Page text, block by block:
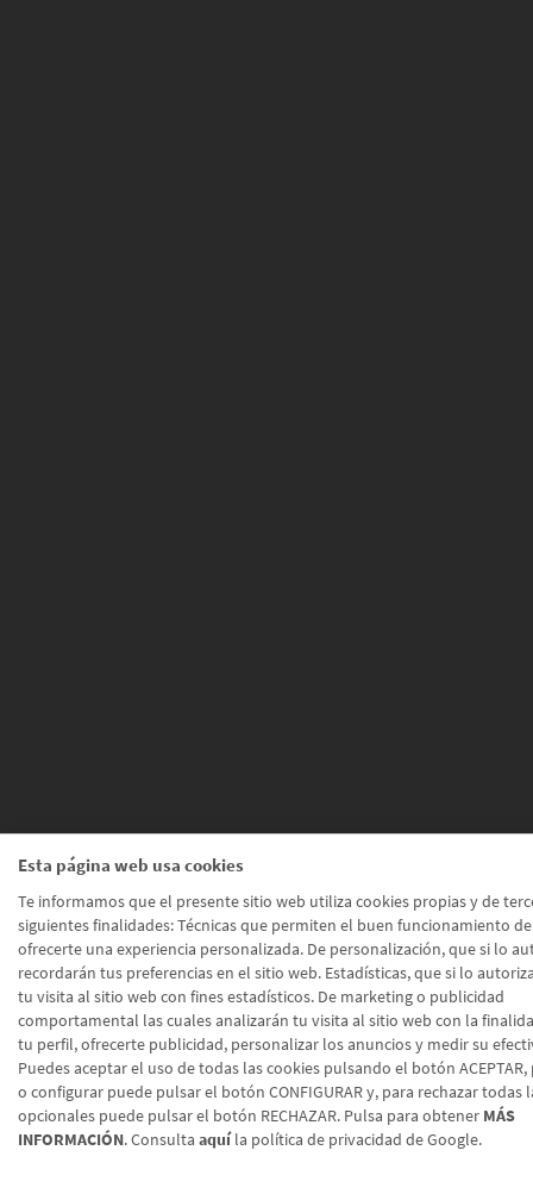
Esta página web usa cookies
Te informamos que el presente sitio web utiliza cookies propias y de
siguientes finalidades: Técnicas que permiten el buen funcionamiento
ofrecerte una experiencia personalizada. De personalización, que si lo
recordarán tus preferencias en el sitio web. Estadísticas, que si lo
tu visita al sitio web con fines estadísticos. De marketing o publicidad
comportamental las cuales analizarán tu visita al sitio web con la
tu perfil, ofrecerte publicidad, personalizar los anuncios y medir su
Puedes aceptar el uso de todas las cookies pulsando el botón ACEPTAR,
o configurar puede pulsar el botón CONFIGURAR y, para rechazar todas
opcionales puede pulsar el botón RECHAZAR. Pulsa para obtener MÁS
INFORMACIÓN. Consulta aquíla política de privacidad de Google.